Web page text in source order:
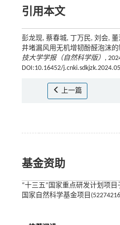
引用本文
彭龙现, 蔡春城, 丁万民, 刘会,
井堵漏风用无机增韧酚醛泡沫的
技大学学报（自然科学版） ,
DOI:10.16452/
上一篇
基金资助
“十三五”国家重点研发计划项目
国家自然科学基金项目